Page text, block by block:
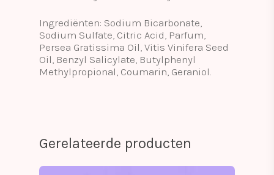
Ingrediënten: Sodium Bicarbonate,
Sodium Sulfate, Citric Acid, Parfum,
Persea Gratissima Oil, Vitis Vinifera Seed
Oil, Benzyl Salicylate, Butylphenyl
Methylpropional, Coumarin, Geraniol.
Gerelateerde producten